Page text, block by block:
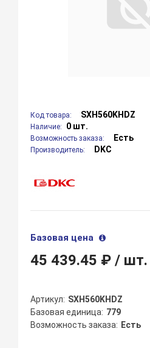
Код товара: SXH560KHDZ
Наличие: 0 шт.
Возможность заказа: Есть
Производитель: DKC
Базовая цена
45 439.45 ₽/ шт.
Артикул
SXH560KHDZ
Базовая единица 779
Возможность заказа
Есть